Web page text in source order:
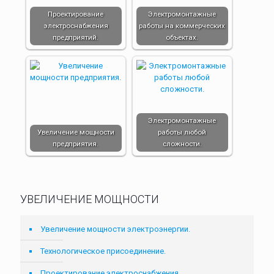
Проектирование
электроснабжения
предприятий.
Электромонтажные
работы на коммерческих
объектах.
Увеличение мощности
предприятия.
Электромонтажные
работы любой
сложности.
УВЕЛИЧЕНИЕ МОЩНОСТИ
Увеличение мощности электроэнергии.
Технологическое присоединение.